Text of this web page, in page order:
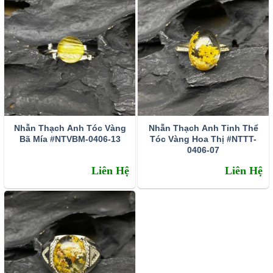
nghĩ tích cực, đầu óc sáng suốt hơn để tìm ra con đường đi
mới. Theo các nhà Thạch học, thì thạch anh tóc vàng công
dụng là kích thích tư duy làm việc, tăng chí tiến thủ cho chủ
nhân. Do vậy, thường xuyên để thạch anh tóc vàng gần
vùng thái dương sẽ giúp trí tuệ mở mang, đầu óc minh
mẫn và khơi nguồn cảm hứng sáng tạo mạnh mẽ hơn.
Khiến chủ nhân không ngừng phát triển và thành công trên
con đường danh vọng.
Nhẫn Thạch Anh Tóc Vàng
Bã Mía #NTVBM-0406-13
Liên Hệ
Nhẫn Thạch Anh Tinh Thể
Tóc Vàng Hoa Thị #NTTT-
0406-07
Liên Hệ